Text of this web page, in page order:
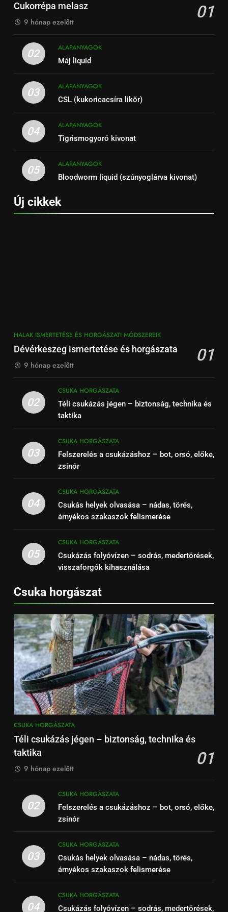
Cukorrépa melasz 01
9 hónap ezelőtt
02
ALAPANYAGOK
Máj liquid
03
ALAPANYAGOK
CSL (kukoricacsíra likőr)
04
ALAPANYAGOK
Tigrismogyoró kivonat
05
ALAPANYAGOK
Bloodworm liquid (szúnyoglárva kivonat)
Új cikkek
HALAK ISMERTETÉSE ÉS HORGÁSZATI MÓDSZEREIK
Dévérkeszeg ismertetése és horgászata 01
9 hónap ezelőtt
02
CSUKA HORGÁSZATA
Téli csukázás jégen – biztonság, technika és
taktika
03
CSUKA HORGÁSZATA
Felszerelés a csukázáshoz – bot, orsó, előke,
zsinór
04
CSUKA HORGÁSZATA
Csukás helyek olvasása – nádas, törés,
árnyékos szakaszok felismerése
05
CSUKA HORGÁSZATA
Csukázás folyóvízen – sodrás, medertörések,
visszaforgók kihasználása
Csuka horgászat
CSUKA HORGÁSZATA
Téli csukázás jégen – biztonság, technika és
taktika
01
9 hónap ezelőtt
02
CSUKA HORGÁSZATA
Felszerelés a csukázáshoz – bot, orsó, előke,
zsinór
03
CSUKA HORGÁSZATA
Csukás helyek olvasása – nádas, törés,
árnyékos szakaszok felismerése
04
CSUKA HORGÁSZATA
Csukázás folyóvízen – sodrás, medertörések,